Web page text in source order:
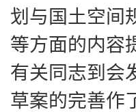
划与国土空间
等方面的内容
有关同志到会
草案的完善作